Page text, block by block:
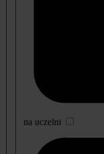
na uczelni